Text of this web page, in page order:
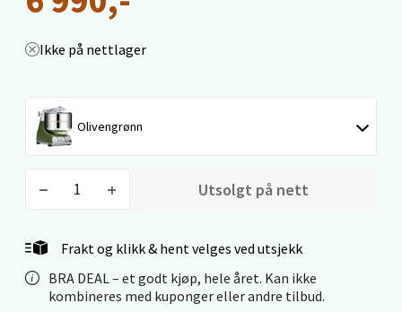
Ikke på nettlager
Olivengrønn
Utsolgt på nett
Frakt og klikk & hent velges ved utsjekk
BRA DEAL – et godt kjøp, hele året. Kan ikke
kombineres med kuponger eller andre tilbud.
0 i butikk
Oslo - Linderud
Erich Mogensøns vei 38, 0594 Oslo